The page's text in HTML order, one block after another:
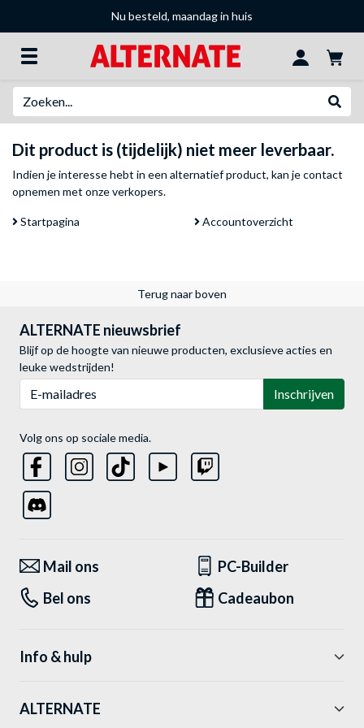
Nu besteld, maandag in huis
Dit product is (tijdelijk) niet meer leverbaar.
Indien je interesse hebt in een alternatief product, kan jecontact
opnemen met onze verkopers.
Startpagina Accountoverzicht
Terug naar boven
ALTERNATE nieuwsbrief
Blijf op de hoogte van nieuwe producten, exclusieve acties en
leuke wedstrijden!
Inschrijven
Volg ons op sociale media.
Mail ons
PC-Builder
Bel ons
Cadeaubon
Info & hulp
ALTERNATE